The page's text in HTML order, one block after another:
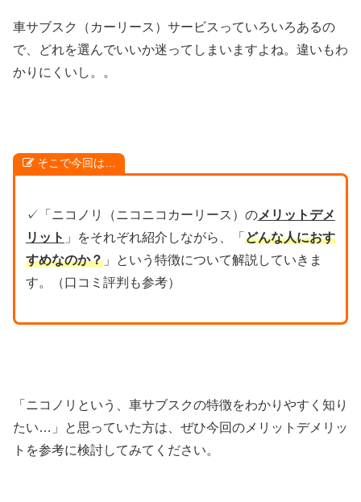
車サブスク（カーリース）サービスっていろいろあるの
で、どれを選んでいいか迷ってしまいますよね。違いもわ
かりにくいし。。
そこで今回は…
✓「ニコノリ（ニコニコカーリース）のメリットデメ
リット 」をそれぞれ紹介しながら、「 どんな人におす
すめなのか？」という特徴について解説していきま
す。（口コミ評判も参考）
「ニコノリという、車サブスクの特徴をわかりやすく知り
たい…」と思っていた方は、ぜひ今回のメリットデメリッ
トを参考に検討してみてください。